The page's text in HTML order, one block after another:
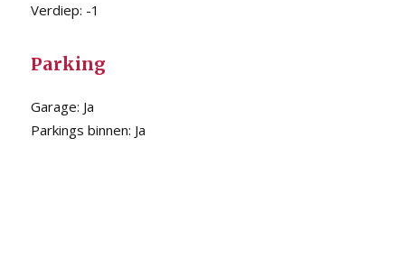
Verdiep: -1
Parking
Garage: Ja
Parkings binnen: Ja